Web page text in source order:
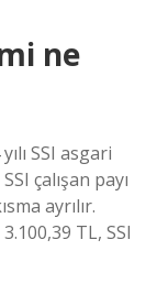
ne
SSI asgari
çalışan payı
ayrılır.
TL, SSI